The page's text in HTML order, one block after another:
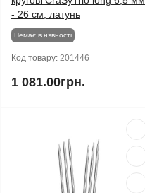
- 26 см, латунь
Немає в нявності
Код товару: 201446
1 081.00грн.